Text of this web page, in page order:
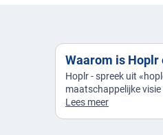
Waarom is Hoplr
Hoplr - spreek uit
maatschappelijke
Lees meer